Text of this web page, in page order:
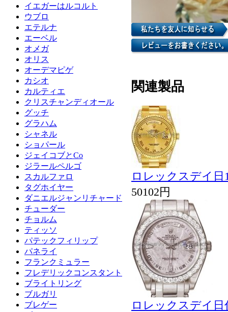
イエガーはルコルト
ウブロ
エテルナ
エーベル
オメガ
オリス
オーデマピゲ
カシオ
カルティエ
クリスチャンディオール
グッチ
グラハム
シャネル
ショパール
ジェイコブとCo
ジラールペルゴ
スカルファロ
タグホイヤー
ダニエルジャンリチャード
チューダー
チョルム
ティッソ
パテックフィリップ
パネライ
フランクミュラー
フレデリックコンスタント
ブライトリング
ブルガリ
ブレゲー
関連製品
ロレックスデイ日
50102円
ロレックスデイ日